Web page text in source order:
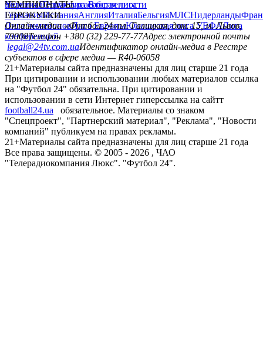
политикаСтруктура собственности
УкраинаПервая лигаВторая лига
ЧЕМПИОНАТЫ
ГерманияИспанияАнглияИталияБельгияМЛСНидерланды
ЕВРОКУБКИ
Лига чемпионовЛига ЕвропыЮношеская лига УЕФАЛига
конференций
Онлайн-медиа «Футбол 24»пл. Галицкая, дом. 15, м. Львов,
79008Телефон +380 (32) 229-77-77Адрес электронной почты
legal@24tv.com.uaИдентификатор онлайн-медиа в Реестре
субъектов в сфере медиа — R40-06058
21+Материалы сайта предназначены для лиц старше 21 года
При цитировании и использовании любых материалов ссылка
на "Футбол 24" обязательна. При цитировании и
использовании в сети Интернет гиперссылка на сайтт
football24.ua
обязательное. Материалы со знаком
"Спецпроект", "Партнерский материал", "Реклама", "Новости
компаний" публикуем на правах рекламы.
21+Материалы сайта предназначены для лиц старше 21 года
Все права защищены. © 2005 - 2026 , ЧАО
"Телерадиокомпания Люкс". "Футбол 24".